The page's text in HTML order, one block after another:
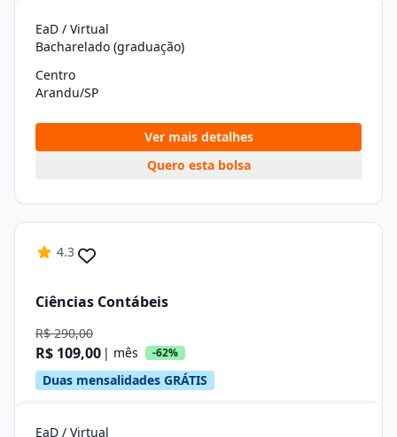
EaD / Virtual
Bacharelado (graduação)
Centro
Arandu/SP
Ver mais detalhes
Quero esta bolsa
4.3
Ciências Contábeis
R$ 290,00
R$ 109,00 | mês -62%
Duas mensalidades GRÁTIS
EaD / Virtual